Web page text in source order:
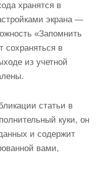
хранятся в
экрана —
«Запомнить
сохраняться в
из учетной
статьи в
куки, он
и содержит
вами,